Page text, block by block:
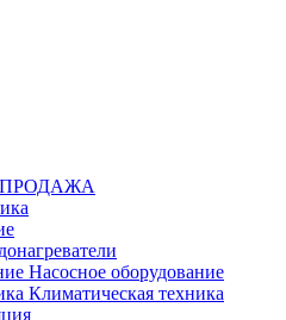
Насосное оборудование
Климатическая техника